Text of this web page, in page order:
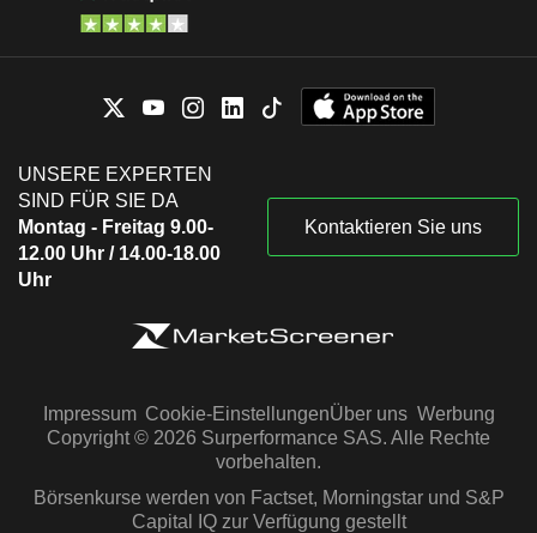
UNSERE EXPERTEN
SIND FÜR SIE DA
Montag - Freitag 9.00-
12.00 Uhr / 14.00-18.00
Uhr
Kontaktieren Sie uns
Impressum Cookie-EinstellungenÜber uns Werbung
Copyright © 2026 Surperformance SAS. Alle Rechte
vorbehalten.
Börsenkurse werden von Factset, Morningstar und S&P
Capital IQ zur Verfügung gestellt